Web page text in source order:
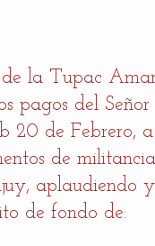
la Tupac
pagos del
20 de Febrero,
de
aplaudiendo
de fondo de: